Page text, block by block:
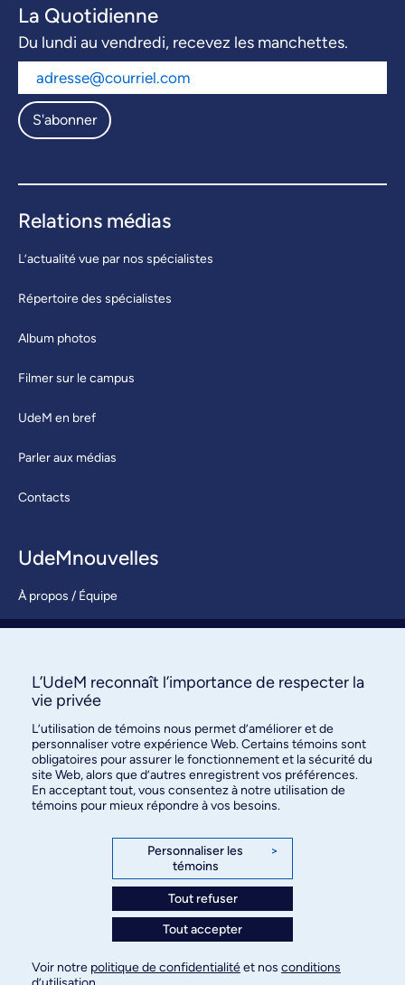
La Quotidienne
Du lundi au vendredi, recevez les manchettes.
S'abonner
Relations médias
L’actualité vue par nos spécialistes
Répertoire des spécialistes
Album photos
Filmer sur le campus
UdeM en bref
Parler aux médias
Contacts
UdeMnouvelles
À propos / Équipe
S’abonner
Bureau des communications et
des relations publiques
3744, rue Jean-Brillant, bureau 490
Montréal (Québec) H3T 1P1
Paramètres des témoins
L’UdeM reconnaît l’importance de respecter la
vie privée
L’utilisation de témoins nous permet d’améliorer et de
personnaliser votre expérience Web. Certains témoins sont
obligatoires pour assurer le fonctionnement et la sécurité du
site Web, alors que d’autres enregistrent vos préférences.
En acceptant tout, vous consentez à notre utilisation de
témoins pour mieux répondre à vos besoins.
Personnaliser les
témoins
>
Tout refuser
Tout accepter
Voir notre politique de confidentialitéet nos conditions